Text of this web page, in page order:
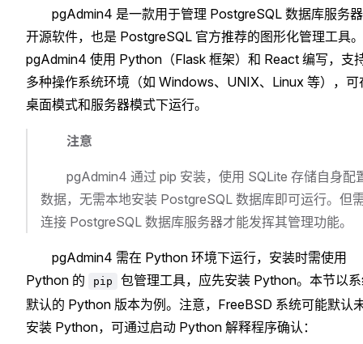
pgAdmin4 是一款用于管理 PostgreSQL 数据库服务
开源软件，也是 PostgreSQL 官方推荐的图形化管理工具。
pgAdmin4 使用 Python（Flask 框架）和 React 编写，支
多种操作系统环境（如 Windows、UNIX、Linux 等），可
桌面模式和服务器模式下运行。
注意
pgAdmin4 通过 pip 安装，使用 SQLite 存储自身配
数据，无需本地安装 PostgreSQL 数据库即可运行。但
连接 PostgreSQL 数据库服务器才能发挥其管理功能。
pgAdmin4 需在 Python 环境下运行，安装时需使用
Python 的
pip
包管理工具，应先安装 Python。本节以
默认的 Python 版本为例。注意，FreeBSD 系统可能默认
安装 Python，可通过启动 Python 解释程序确认：